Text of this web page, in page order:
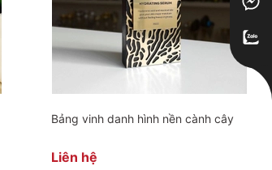
Bảng vinh danh hình nền cành cây
Liên hệ